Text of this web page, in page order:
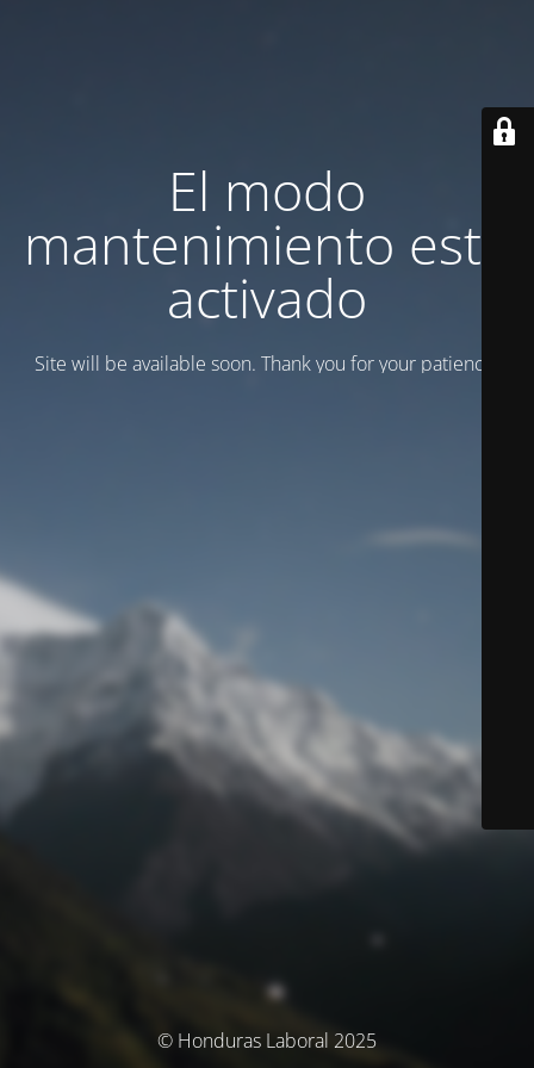
El modo
mantenimiento está
activado
Site will be available soon. Thank you for your patience!
© Honduras Laboral 2025